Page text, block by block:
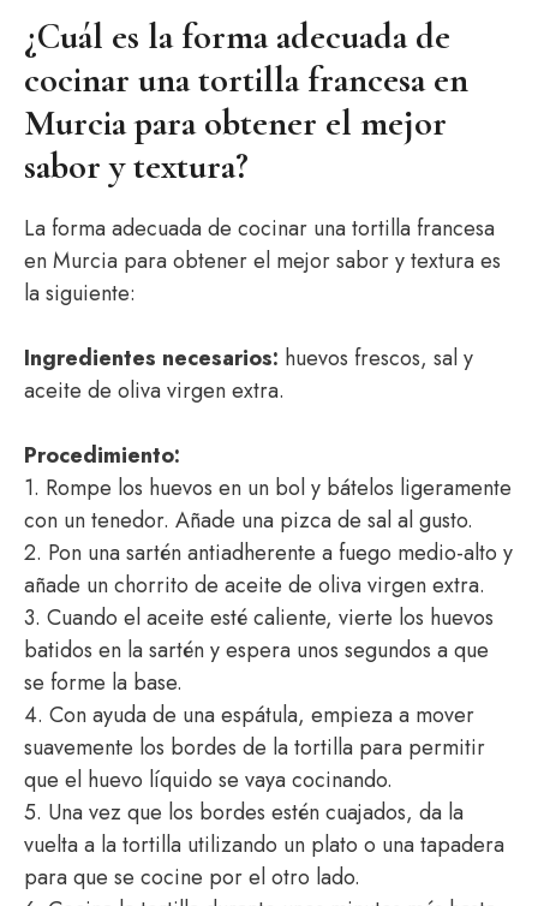
¿Cuál es la forma adecuada de
cocinar una tortilla francesa en
Murcia para obtener el mejor
sabor y textura?
La forma adecuada de cocinar una tortilla francesa
en Murcia para obtener el mejor sabor y textura es
la siguiente:
Ingredientes necesarios: huevos frescos, sal y
aceite de oliva virgen extra.
Procedimiento:
1. Rompe los huevos en un bol y bátelos ligeramente
con un tenedor. Añade una pizca de sal al gusto.
2. Pon una sartén antiadherente a fuego medio-alto y
añade un chorrito de aceite de oliva virgen extra.
3. Cuando el aceite esté caliente, vierte los huevos
batidos en la sartén y espera unos segundos a que
se forme la base.
4. Con ayuda de una espátula, empieza a mover
suavemente los bordes de la tortilla para permitir
que el huevo líquido se vaya cocinando.
5. Una vez que los bordes estén cuajados, da la
vuelta a la tortilla utilizando un plato o una tapadera
para que se cocine por el otro lado.